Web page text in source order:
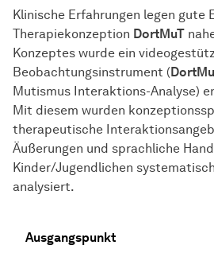
Klinische Erfahrungen legen gute
Therapiekonzeption DortMuT
Konzeptes wurde ein
Beobachtungsinstrument (Dort
Mutismus Interaktions-Analyse)
Mit diesem wurden
therapeutische
Äußerungen und sprachliche
Kinder/Jugendlichen
analysiert.
Ausgangspunkt